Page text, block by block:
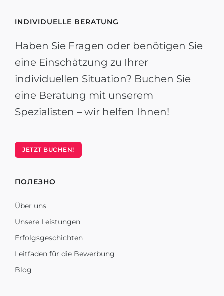
INDIVIDUELLE BERATUNG
Haben Sie Fragen oder benötigen Sie
eine Einschätzung zu Ihrer
individuellen Situation? Buchen Sie
eine Beratung mit unserem
Spezialisten – wir helfen Ihnen!
JETZT BUCHEN!
ПОЛЕЗНО
Über uns
Unsere Leistungen
Erfolgsgeschichten
Leitfaden für die Bewerbung
Blog